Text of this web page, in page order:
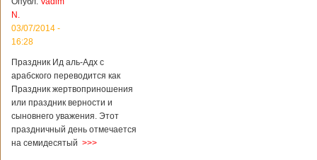
N.
03/07/2014 -
16:28
Праздник Ид аль-Адх с
арабского переводится как
Праздник жертвоприношения
или праздник верности и
сыновнего уважения. Этот
праздничный день отмечается
на семидесятый >>>